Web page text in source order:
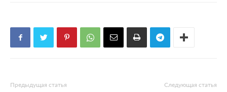
Предыдущая статья Следующая статья